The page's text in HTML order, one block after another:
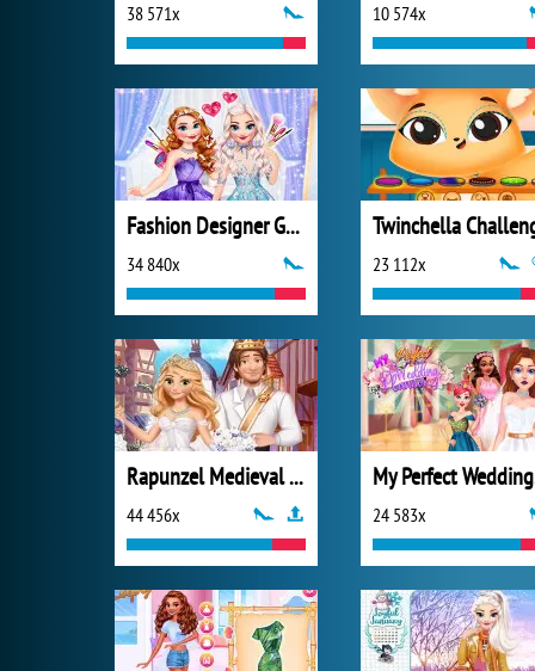
38 571x 10 574x
Fashion Designer Gala
34 840x
Twinchella
23 112x
Rapunzel Medieval Wedding
44 456x 24 583x